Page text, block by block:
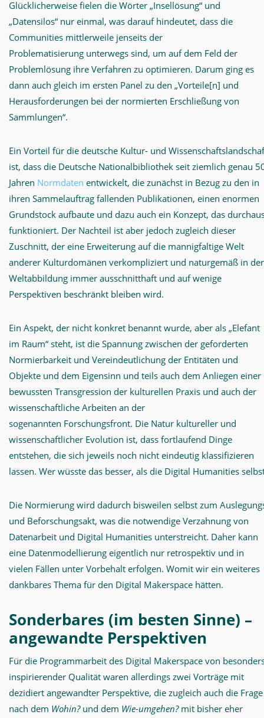
Glücklicherweise fielen die Wörter „Insellösung“ und
„Datensilos“ nur einmal, was darauf hindeutet, dass die
Communities mittlerweile jenseits der
Problematisierung unterwegs sind, um auf dem Feld der
Problemlösung ihre Verfahren zu optimieren. Darum ging es
dann auch gleich im ersten Panel zu den „Vorteile[n] und
Herausforderungen bei der normierten Erschließung von
Sammlungen“.
Ein Vorteil für die deutsche Kultur- und
ist, dass die Deutsche Nationalbibliothek seit ziemlich genau
Jahren Normdaten entwickelt, die zunächst in Bezug zu den in
ihren Sammelauftrag fallenden Publikationen, einen enormen
Grundstock aufbaute und dazu auch ein Konzept, das
funktioniert. Der Nachteil ist aber jedoch zugleich dieser
Zuschnitt, der eine Erweiterung auf die mannigfaltige Welt
anderer Kulturdomänen verkompliziert und naturgemäß in der
Weltabbildung immer ausschnitthaft und auf wenige
Perspektiven beschränkt bleiben wird.
Ein Aspekt, der nicht konkret benannt wurde, aber als „Elefant
im Raum“ steht, ist die Spannung zwischen der geforderten
Normierbarkeit und Vereindeutlichung der Entitäten und
Objekte und dem Eigensinn und teils auch dem Anliegen einer
bewussten Transgression der kulturellen Praxis und auch der
wissenschaftliche Arbeiten an der
sogenannten Forschungsfront. Die Natur kultureller und
wissenschaftlicher Evolution ist, dass fortlaufend Dinge
entstehen, die sich jeweils noch nicht eindeutig klassifizieren
lassen. Wer wüsste das besser, als die Digital Humanities
Die Normierung wird dadurch bisweilen selbst zum
und Beforschungsakt, was die notwendige Verzahnung von
Datenarbeit und Digital Humanities unterstreicht. Daher kann
eine Datenmodellierung eigentlich nur retrospektiv und in
vielen Fällen unter Vorbehalt erfolgen. Womit wir ein weiteres
dankbares Thema für den Digital Makerspace hätten.
Sonderbares (im besten Sinne) –
angewandte Perspektiven
Für die Programmarbeit des Digital Makerspace von
inspirierender Qualität waren allerdings zwei Vorträge mit
dezidiert angewandter Perspektive, die zugleich auch die Frage
nach dem Wohin?und dem Wie-umgehen? mit bisher eher